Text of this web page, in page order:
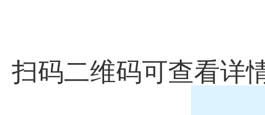
扫码二维码可查看详